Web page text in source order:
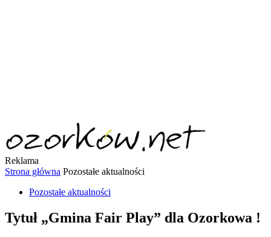
Reklama
Strona główna Pozostałe aktualności
Pozostałe aktualności
Tytuł „Gmina Fair Play” dla Ozorkowa !